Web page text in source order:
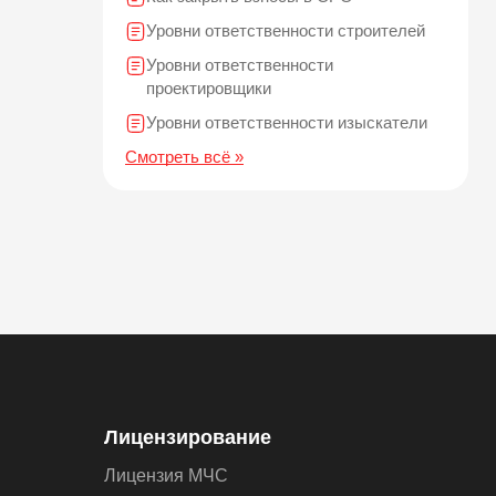
Уровни ответственности строителей
Уровни ответственности
проектировщики
Уровни ответственности изыскатели
Смотреть всё »
Лицензирование
Лицензия МЧС